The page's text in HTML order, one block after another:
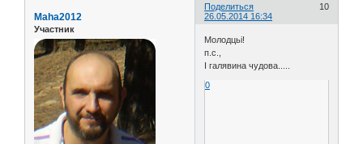
Поделиться
10
26.05.2014 16:34
Maha2012
Участник
Молодцьі!
п.с.,
І галявина чудова.....
0